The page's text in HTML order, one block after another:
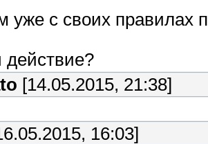
уже с своих правилах
[14.05.2015, 21:38]
16:03]